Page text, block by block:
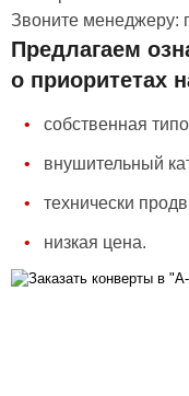
Звоните менеджеру:
Предлагаем
о приоритетах
собственная
внушительный
технически
низкая цена.